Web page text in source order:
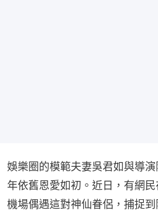
娛樂圈的模範夫妻吳君如與導
年依舊恩愛如初。近日，有網
機場偶遇這對神仙眷侶，捕捉